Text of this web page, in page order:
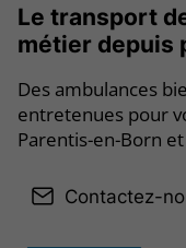
Le transport
métier depuis
Des ambulances
entretenues pour
Parentis-en-Born
Contactez-